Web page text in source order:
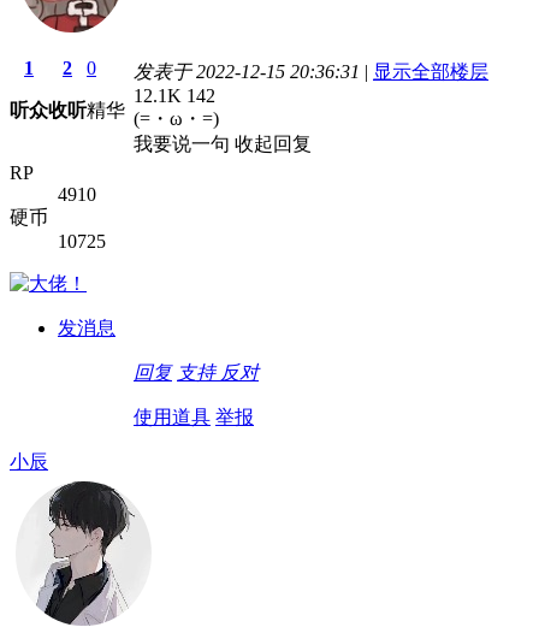
1
听众
2
收听
0
精华
RP
4910
硬币
10725
发消息
发表于 2022-12-15 20:36:31 | 显示全部楼层
12.1K 142
(=・ω・=)
我要说一句 收起回复
回复 支持 反对
使用道具 举报
小辰